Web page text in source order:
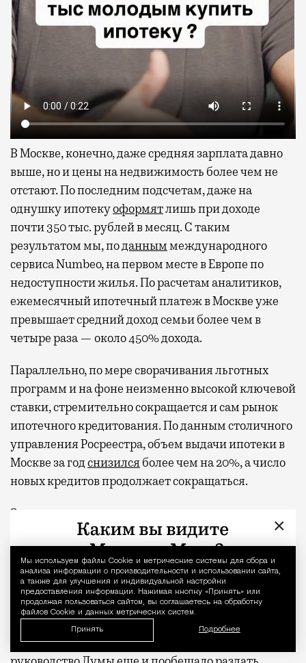
Уведомление
Мы используем файлы Сookie и метрические системы для сбора и
анализа информации о производительности и использовании сайта,
а также для улучшения и индивидуальной настройки
предоставления информации. Нажимая кнопку «Принять» или
продолжая пользоваться сайтом, вы соглашаетесь на обработку
файлов Cookie и данных метрических систем.
Принять Подробнее
В Москве, конечно, даже средняя зарплата давно
выше, но и цены на недвижимость более чем не
отстают. По последним подсчетам, даже на
однушку ипотекуоформятлишь при доходе
почти 350 тыс. рублей в месяц. С таким
результатом мы, поданныммеждународного
сервиса Numbeo, на первом месте в Европе по
недоступности жилья. По расчетам аналитиков,
ежемесячный ипотечный платеж в Москве уже
превышает средний доход семьи более чем в
четыре раза — около 450% дохода.
Параллельно, по мере сворачивания льготных
программ и на фоне неизменно высокой ключевой
ставки, стремительно сокращается и сам рынок
ипотечного кредитования. По данным столичного
управления Росреестра, объем выдачи ипотеки в
Москве за годснизилсяболее чем на 20%, а число
новых кредитов продолжает сокращаться.
Зато ипотеку вполне могут потянуть сами
депутаты, если вдруг решат разжиться
московской недвижимостью в кредит. С их
официальными зарплатами, которые как раз
приближаются к полумиллиону в месяц,
депутаты регулярнофигурируютв топе
переоцененных профессий по данным
соцопросов. А под занавес текущего созыва
×